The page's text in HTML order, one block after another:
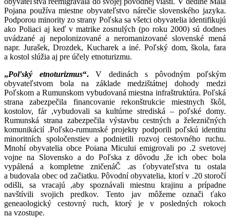
Pojana používa miestne obyvateľstvo nárečie slovenského jazyka.
Podporou minority zo strany Poľska sa všetci obyvatelia identifikujú
ako Poliaci aj keď v matrike zosnulých (po roku 2000) sú dodnes
uvádzané aj nepolonizované a neromanizované slovenské mená
napr. Jurašek, Drozdek, Kucharek a iné. Poľský dom, škola, fara
a kostol slúžia aj pre účely etnoturizmu.
„Poľský etnoturizmus“.V dedinách s pôvodným poľským
obyvateľstvom bola na základe medzištátnej dohody medzi
Poľskom a Rumunskom vybudovaná miestna infraštruktúra. Poľská
strana zabezpečila financovanie rekonštrukcie miestnych škôl,
kostolov, fár,vybudovali sa kultúrne strediská – poľské domy.
Rumunská strana zabezpečila výstavbu cestných a železničných
komunikácií.Poľsko-rumunské projekty podporili poľskú identitu
minoritních spoločenstiev a podnietili rozvoj cestovného ruchu.
Mnohí obyvatelia obce Poiana Micului emigrovali po
svetovej
vojne na Slovensko a do Poľska z dôvodu ,že ich obec bola
vypálená a kompletne zničená . Čas ťobyvateľstva tu ostala
a budovala obec od začiatku. Pôvodní obyvatelia, ktorí v 20.storočí
odišli, sa vracajú ,aby spoznávali miestnu krajinu a prípadne
navštívili svojich predkov. Tento jav môžeme označi ťako
geneaologický cestovný ruch, ktorý je v posledných rokoch
na vzostupe.